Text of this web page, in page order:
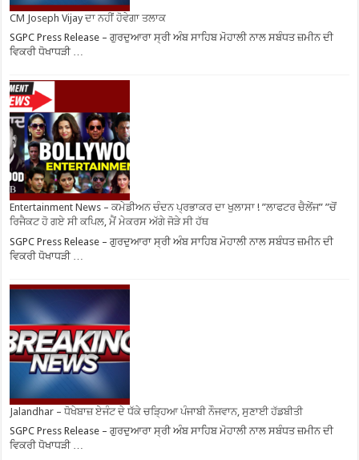
CM Joseph Vijay ਦਾ ਨਹੀਂ ਹੋਵੇਗਾ ਤਲਾਕ
SGPC Press Release – ਗੁਰਦੁਆਰਾ ਸ੍ਰੀ ਅੰਬ ਸਾਹਿਬ ਮੋਹਾਲੀ ਨਾਲ ਸਬੰਧਤ ਜ਼ਮੀਨ ਦੀ
ਵਿਕਰੀ ਧੋਖਾਧੜੀ …
Entertainment News – ਕਮੇਡੀਅਨ ਚੰਦਨ ਪ੍ਰਭਾਕਰ ਦਾ ਖੁਲਾਸਾ ! ”ਲਾਫਟਰ ਚੈਲੇਂਜ” ”ਚੋਂ
ਰਿਜੈਕਟ ਹੋ ਗਏ ਸੀ ਕਪਿਲ, ਮੈਂ ਮੇਕਰਸ ਅੱਗੇ ਜੋੜੇ ਸੀ ਹੱਥ
SGPC Press Release – ਗੁਰਦੁਆਰਾ ਸ੍ਰੀ ਅੰਬ ਸਾਹਿਬ ਮੋਹਾਲੀ ਨਾਲ ਸਬੰਧਤ ਜ਼ਮੀਨ ਦੀ
ਵਿਕਰੀ ਧੋਖਾਧੜੀ …
Jalandhar – ਧੋਖੇਬਾਜ਼ ਏਜੰਟ ਦੇ ਧੱਕੇ ਚੜ੍ਹਿਆ ਪੰਜਾਬੀ ਨੌਜਵਾਨ, ਸੁਣਾਈ ਹੱਡਬੀਤੀ
SGPC Press Release – ਗੁਰਦੁਆਰਾ ਸ੍ਰੀ ਅੰਬ ਸਾਹਿਬ ਮੋਹਾਲੀ ਨਾਲ ਸਬੰਧਤ ਜ਼ਮੀਨ ਦੀ
ਵਿਕਰੀ ਧੋਖਾਧੜੀ …